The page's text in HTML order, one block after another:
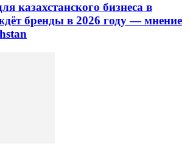
казахстанского бизнеса в
бренды в 2026 году — мнение